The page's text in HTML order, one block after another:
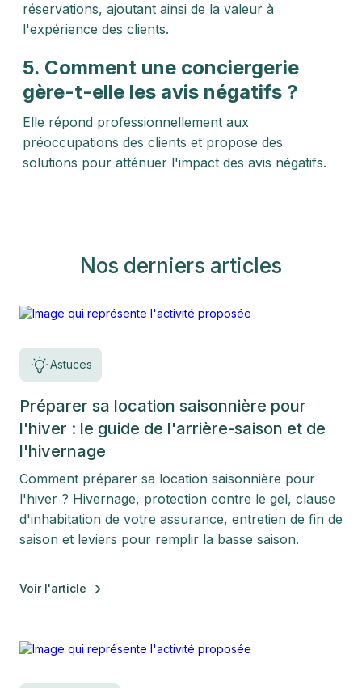
réservations, ajoutant ainsi de la valeur à
l'expérience des clients.
5. Comment une conciergerie
gère-t-elle les avis négatifs ?
Elle répond professionnellement aux
préoccupations des clients et propose des
solutions pour atténuer l'impact des avis négatifs.
Nos derniers articles
Astuces
Préparer sa location saisonnière pour
l'hiver : le guide de l'arrière-saison et de
l'hivernage
Comment préparer sa location saisonnière pour
l'hiver ? Hivernage, protection contre le gel, clause
d'inhabitation de votre assurance, entretien de fin de
saison et leviers pour remplir la basse saison.
Voir l'article